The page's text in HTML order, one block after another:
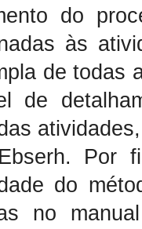
do
às
de todas
de
Por
do
no